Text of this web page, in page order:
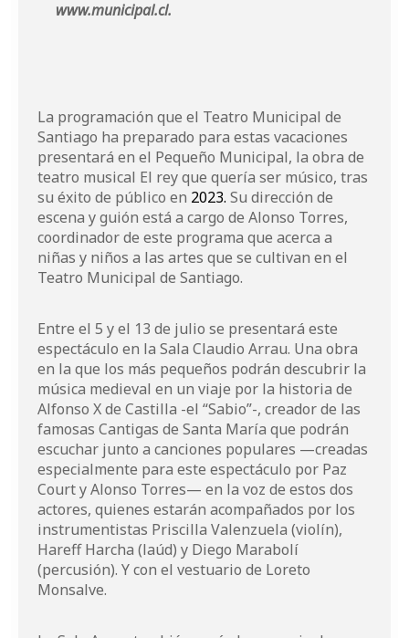
www.municipal.cl.
La programación que el Teatro Municipal de
Santiago ha preparado para estas vacaciones
presentará en el Pequeño Municipal, la obra de
teatro musical El rey que quería ser músico, tras
su éxito de público en 2023. Su dirección de
escena y guión está a cargo de Alonso Torres,
coordinador de este programa que acerca a
niñas y niños a las artes que se cultivan en el
Teatro Municipal de Santiago.
Entre el 5 y el 13 de julio se presentará este
espectáculo en la Sala Claudio Arrau. Una obra
en la que los más pequeños podrán descubrir la
música medieval en un viaje por la historia de
Alfonso X de Castilla -el “Sabio”-, creador de las
famosas Cantigas de Santa María que podrán
escuchar junto a canciones populares —creadas
especialmente para este espectáculo por Paz
Court y Alonso Torres— en la voz de estos dos
actores, quienes estarán acompañados por los
instrumentistas Priscilla Valenzuela (violín),
Hareff Harcha (laúd) y Diego Marabolí
(percusión). Y con el vestuario de Loreto
Monsalve.